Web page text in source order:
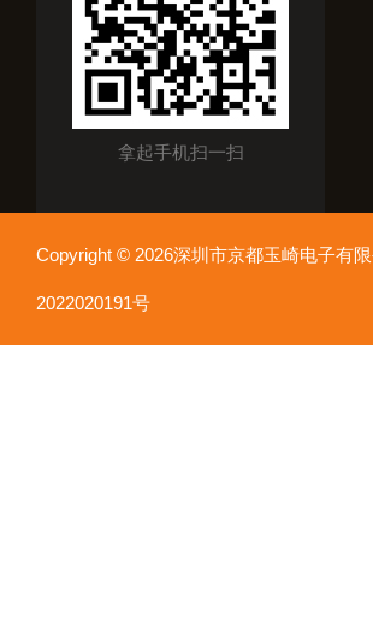
拿起手机扫一扫
Copyright © 2026深圳市京都玉崎电子有
2022020191号